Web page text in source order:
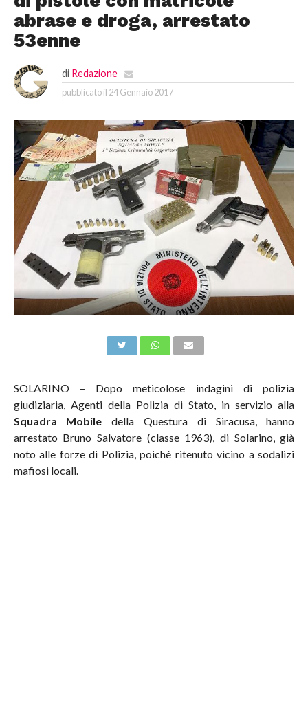
abrase e droga, arrestato
53enne
di Redazione
pubblicato il 24 Gennaio 2017
SOLARINO – Dopo meticolose indagini di polizia
giudiziaria, Agenti della Polizia di Stato, in servizio alla
Squadra Mobile della Questura di Siracusa, hanno
arrestato Bruno Salvatore (classe 1963), di Solarino, già
noto alle forze di Polizia, poiché ritenuto vicino a sodalizi
mafiosi locali.